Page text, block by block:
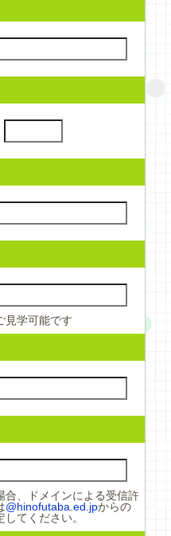
見学可能です
、ドメインによる受信許
@hinofutaba.ed.jpからの
てください。